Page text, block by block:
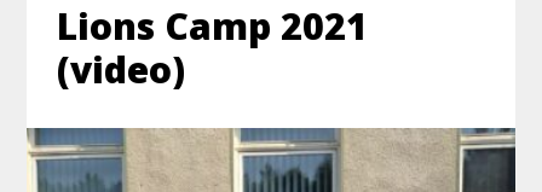
Lions Camp 2021
(video)